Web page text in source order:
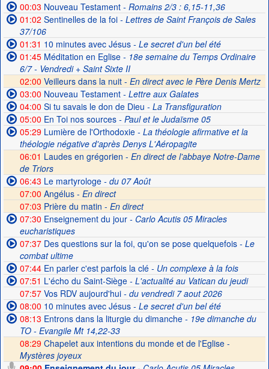
00:03 Nouveau Testament- Romains 2/3 : 6,15-11,36
01:02 Sentinelles de la foi- Lettres de Saint François de Sales
37/106
01:31 10 minutes avec Jésus- Le secret d'un bel été
01:45Méditation en Eglise- 18e semaine du Temps Ordinaire
6/7 - Vendredi + Saint Sixte II
02:00 Veilleurs dans la nuit - En direct avec le Père Denis Mertz
03:00 Nouveau Testament- Lettre aux Galates
04:00 Si tu savais le don de Dieu - La Transfiguration
05:00 En Toi nos sources- Paul et le Judaïsme 05
05:29Lumière de l'Orthodoxie- La théologie afirmative et la
théologie négative d'après Denys L'Aéropagite
06:01 Laudes en grégorien - En direct de l'abbaye Notre-Dame
de Triors
06:43 Le martyrologe- du 07 Août
07:00 Angélus - En direct
07:03 Prière du matin - En direct
07:30 Enseignement du jour- Carlo Acutis 05 Miracles
eucharistiques
07:37Des questions sur la foi, qu'on se pose quelquefois- Le
combat ultime
07:44En parler c'est parfois la clé- Un complexe à la fois
07:51 L'écho du Saint-Siège- L'actualité au Vatican du jeudi
07:57Vos RDV aujourd'hui- du vendredi 7 aout 2026
08:00 10 minutes avec Jésus- Le secret d'un bel été
08:13 Entrons dans la liturgie du dimanche- 19e dimanche du
TO - Evangile Mt 14,22-33
08:29 Chapelet aux intentions du monde et de l'Eglise -
Mystères joyeux